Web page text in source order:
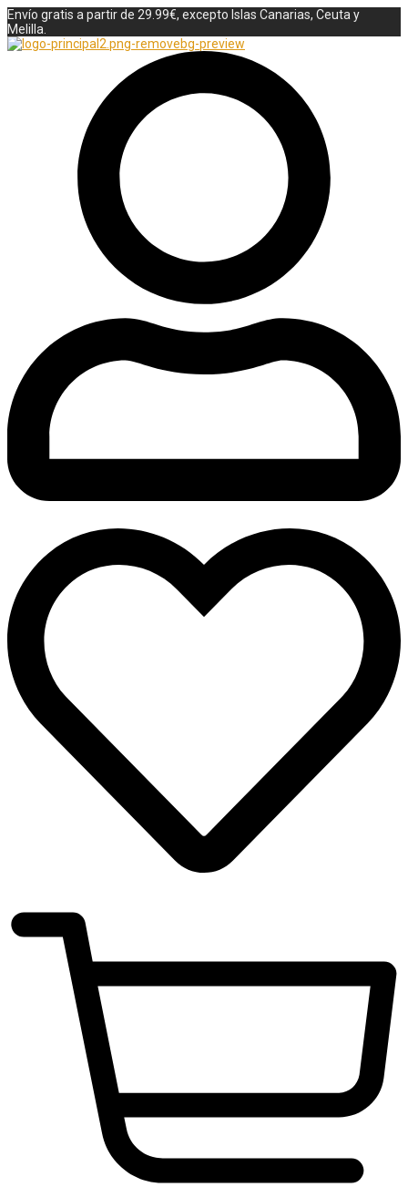
Envío gratis a partir de 29.99€, excepto Islas Canarias, Ceuta y
Melilla.